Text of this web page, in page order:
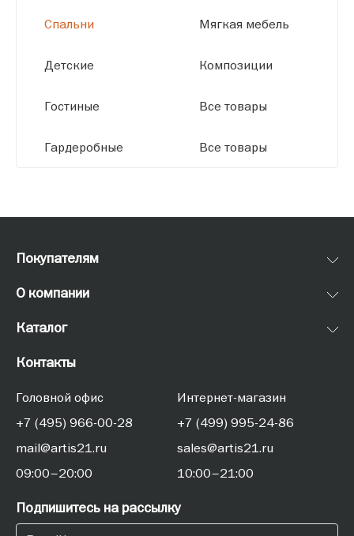
Спальни
Детские
Гостиные
Гардеробные
Мягкая мебель
Композиции
Все товары
Все товары
Покупателям
О компании
Каталог
Контакты
Головной офис
+7 (495) 966-00-28
mail@artis21.ru
09:00–20:00
Интернет-магазин
+7 (499) 995-24-86
sales@artis21.ru
10:00–21:00
Подпишитесь на рассылку